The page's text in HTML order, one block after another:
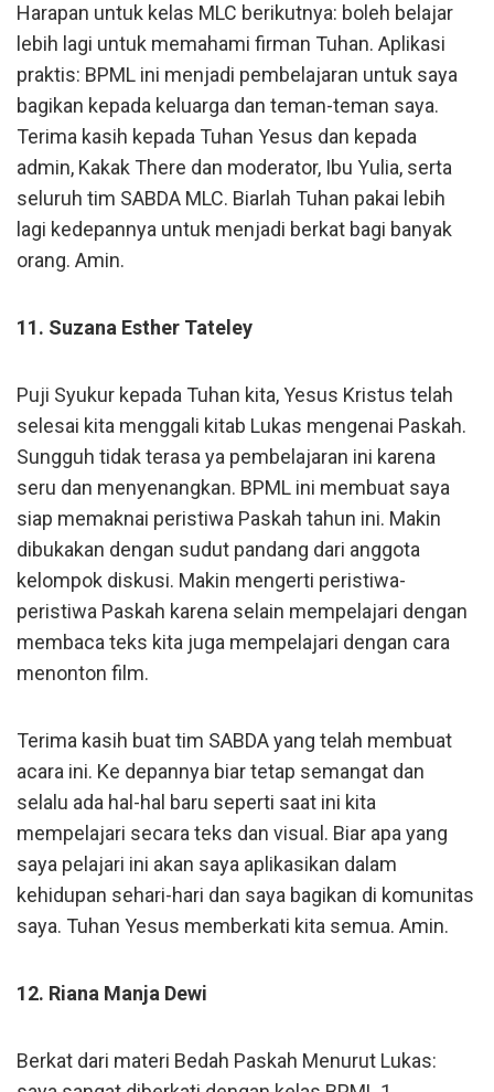
Harapan untuk kelas MLC berikutnya: boleh belajar
lebih lagi untuk memahami firman Tuhan. Aplikasi
praktis: BPML ini menjadi pembelajaran untuk saya
bagikan kepada keluarga dan teman-teman saya.
Terima kasih kepada Tuhan Yesus dan kepada
admin, Kakak There dan moderator, Ibu Yulia, serta
seluruh tim SABDA MLC. Biarlah Tuhan pakai lebih
lagi kedepannya untuk menjadi berkat bagi banyak
orang. Amin.
11. Suzana Esther Tateley
Puji Syukur kepada Tuhan kita, Yesus Kristus telah
selesai kita menggali kitab Lukas mengenai Paskah.
Sungguh tidak terasa ya pembelajaran ini karena
seru dan menyenangkan. BPML ini membuat saya
siap memaknai peristiwa Paskah tahun ini. Makin
dibukakan dengan sudut pandang dari anggota
kelompok diskusi. Makin mengerti peristiwa-
peristiwa Paskah karena selain mempelajari dengan
membaca teks kita juga mempelajari dengan cara
menonton film.
Terima kasih buat tim SABDA yang telah membuat
acara ini. Ke depannya biar tetap semangat dan
selalu ada hal-hal baru seperti saat ini kita
mempelajari secara teks dan visual. Biar apa yang
saya pelajari ini akan saya aplikasikan dalam
kehidupan sehari-hari dan saya bagikan di komunitas
saya. Tuhan Yesus memberkati kita semua. Amin.
12. Riana Manja Dewi
Berkat dari materi Bedah Paskah Menurut Lukas: